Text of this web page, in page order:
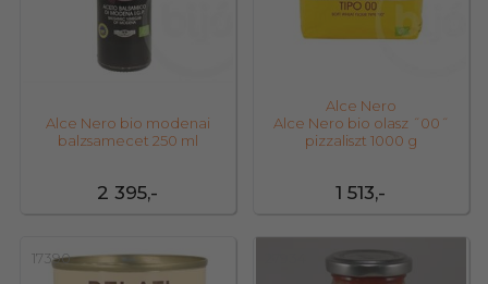
2 395,-
Alce Nero bio modenai
balzsamecet 250 ml
1 513,-
Alce Nero
Alce Nero bio olasz ˝00˝
pizzaliszt 1000 g
17390